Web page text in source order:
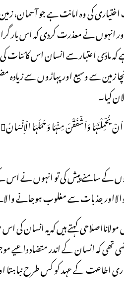
کی وہ امانت ہے جو آسمان،
انہوں نے معذرت کردی کہ اس
مادّی اعتبار سے انسان اس کائنات
زمین سے وسیع اور پہاڑوں سے
کیا۔
کے سامنے پیش کی تو انہوں نے
جذبات سے مغلوب ہوجانے
کہتے ہیں کہ یہ انسان
تھی کہ انسان کے اندر متضاد
اطاعت کے عہد کو کس طرح نباہتا